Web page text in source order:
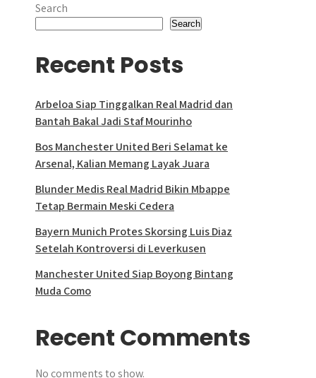
Search
Search
Recent Posts
Arbeloa Siap Tinggalkan Real Madrid dan
Bantah Bakal Jadi Staf Mourinho
Bos Manchester United Beri Selamat ke
Arsenal, Kalian Memang Layak Juara
Blunder Medis Real Madrid Bikin Mbappe
Tetap Bermain Meski Cedera
Bayern Munich Protes Skorsing Luis Diaz
Setelah Kontroversi di Leverkusen
Manchester United Siap Boyong Bintang
Muda Como
Recent Comments
No comments to show.